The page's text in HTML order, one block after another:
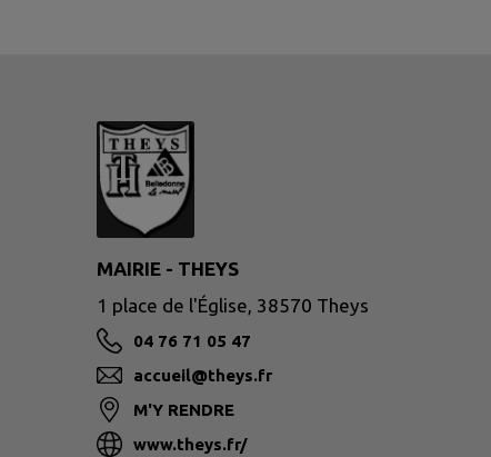
MAIRIE - THEYS
1 place de l'Église, 38570 Theys
04 76 71 05 47
accueil@theys.fr
M'Y RENDRE
www.theys.fr/